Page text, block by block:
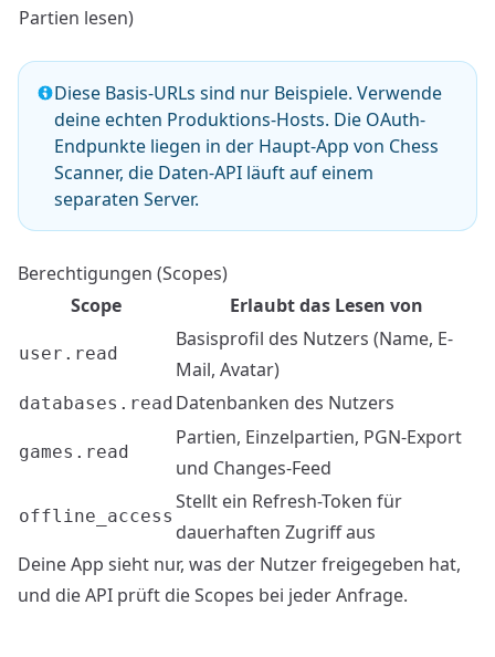
Partien lesen)
Diese Basis-URLs sind nur Beispiele. Verwende
deine echten Produktions-Hosts. Die OAuth-
Endpunkte liegen in der Haupt-App von Chess
Scanner, die Daten-API läuft auf einem
separaten Server.
Berechtigungen (Scopes)
Scope
Erlaubt das Lesen von
user.read
Basisprofil des Nutzers (Name, E-
Mail, Avatar)
databases.read Datenbanken des Nutzers
games.read
Partien, Einzelpartien, PGN-Export
und Changes-Feed
offline_access
Stellt ein Refresh-Token für
dauerhaften Zugriff aus
Deine App sieht nur, was der Nutzer freigegeben hat,
und die API prüft die Scopes bei jeder Anfrage.